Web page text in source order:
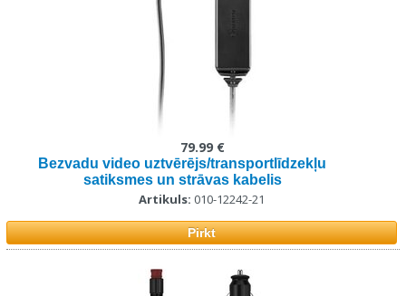
Bezvadu video uztvērējs/transportlīdzekļu
satiksmes un strāvas kabelis
Artikuls: 010-12242-21
79.99 €
Pirkt